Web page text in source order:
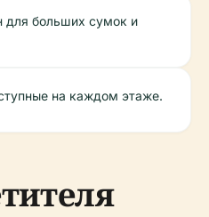
для больших сумок и
на каждом этаже.